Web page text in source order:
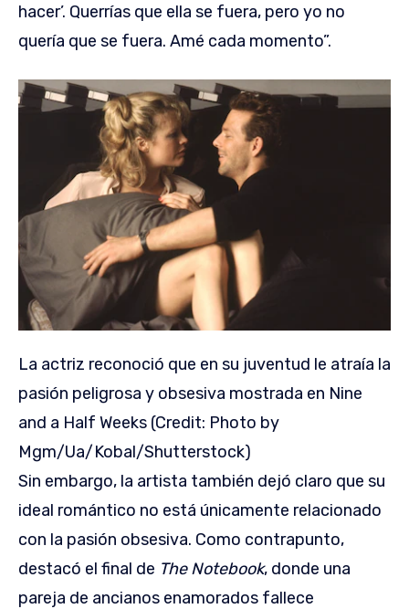
hacer’. Querrías que ella se fuera, pero yo no
quería que se fuera. Amé cada momento”.
La actriz reconoció que en su juventud le atraía la
pasión peligrosa y obsesiva mostrada en Nine
and a Half Weeks (Credit: Photo by
Mgm/Ua/Kobal/Shutterstock)
Sin embargo, la artista también dejó claro que su
ideal romántico no está únicamente relacionado
con la pasión obsesiva. Como contrapunto,
destacó el final de The Notebook, donde una
pareja de ancianos enamorados fallece